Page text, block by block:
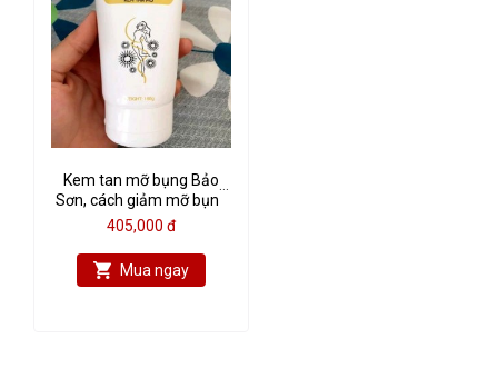
Kem tan mỡ bụng Bảo
Sơn, cách giảm mỡ bụng
nhanh chóng và hiệu quả
405,000 đ
Mua ngay